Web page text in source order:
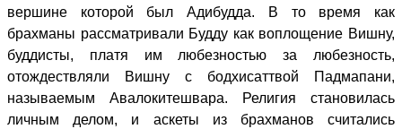
вершине которой был Адибудда. В то время как
брахманы рассматривали Будду как воплощение Вишну,
буддисты, платя им любезностью за любезность,
отождествляли Вишну с бодхисаттвой Падмапани,
называемым Авалокитешвара. Религия становилась
личным делом, и аскеты из брахманов считались